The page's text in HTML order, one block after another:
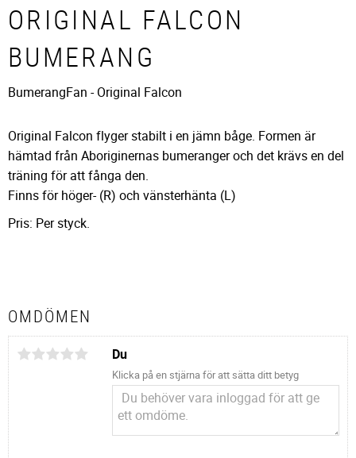
ORIGINAL FALCON
BUMERANG
BumerangFan - Original Falcon
Original Falcon flyger stabilt i en jämn båge. Formen är
hämtad från Aboriginernas bumeranger och det krävs en del
träning för att fånga den.
Finns för höger- (R) och vänsterhänta (L)
Pris: Per styck.
OMDÖMEN
Du
Klicka på en stjärna för att sätta ditt betyg